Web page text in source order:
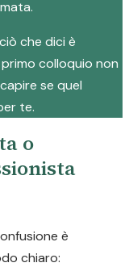
che dici è
colloquio non
se quel
te.
o
è
chiaro: